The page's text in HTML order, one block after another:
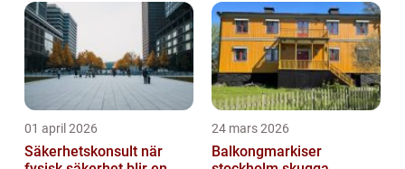
01 april 2026
Säkerhetskonsult när
24 mars 2026
Balkongmarkiser